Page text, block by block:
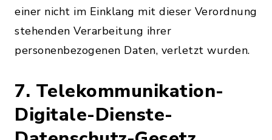
einer nicht im Einklang mit dieser Verordnung
stehenden Verarbeitung ihrer
personenbezogenen Daten, verletzt wurden.
7. Telekommunikation-
Digitale-Dienste-